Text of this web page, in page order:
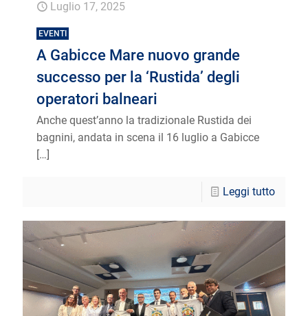
Luglio 17, 2025
EVENTI
A Gabicce Mare nuovo grande
successo per la ‘Rustida’ degli
operatori balneari
Anche quest’anno la tradizionale Rustida dei
bagnini, andata in scena il 16 luglio a Gabicce
[…]
Leggi tutto